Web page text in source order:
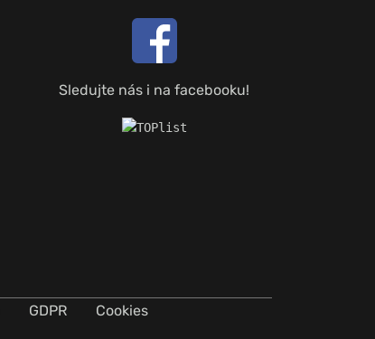
Sledujte nás i na facebooku!
GDPR Cookies